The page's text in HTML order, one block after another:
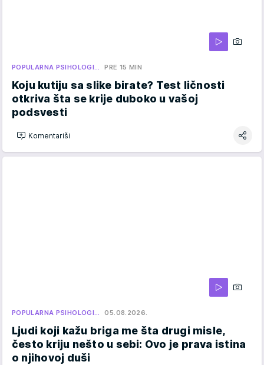
POPULARNA PSIHOLOGI… PRE 15 MIN
Koju kutiju sa slike birate? Test ličnosti
otkriva šta se krije duboko u vašoj
podsvesti
Komentariši
POPULARNA PSIHOLOGI… 05.08.2026.
Ljudi koji kažu briga me šta drugi misle,
često kriju nešto u sebi: Ovo je prava istina
o njihovoj duši